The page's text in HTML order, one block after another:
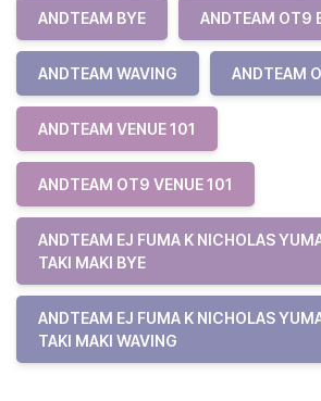
ANDTEAM BYE ANDTEAM OT9
ANDTEAM WAVING ANDTEAM
ANDTEAM VENUE 101
ANDTEAM OT9 VENUE 101
ANDTEAM EJ FUMA K NICHOLAS
TAKI MAKI BYE
ANDTEAM EJ FUMA K NICHOLAS
TAKI MAKI WAVING